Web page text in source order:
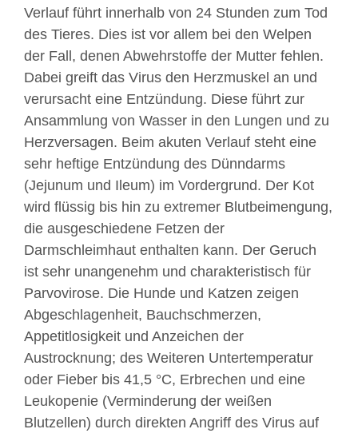
Verlauf führt innerhalb von 24 Stunden zum Tod
des Tieres. Dies ist vor allem bei den Welpen
der Fall, denen Abwehrstoffe der Mutter fehlen.
Dabei greift das Virus den Herzmuskel an und
verursacht eine Entzündung. Diese führt zur
Ansammlung von Wasser in den Lungen und zu
Herzversagen. Beim akuten Verlauf steht eine
sehr heftige Entzündung des Dünndarms
(Jejunum und Ileum) im Vordergrund. Der Kot
wird flüssig bis hin zu extremer Blutbeimengung,
die ausgeschiedene Fetzen der
Darmschleimhaut enthalten kann. Der Geruch
ist sehr unangenehm und charakteristisch für
Parvovirose. Die Hunde und Katzen zeigen
Abgeschlagenheit, Bauchschmerzen,
Appetitlosigkeit und Anzeichen der
Austrocknung; des Weiteren Untertemperatur
oder Fieber bis 41,5 °C, Erbrechen und eine
Leukopenie (Verminderung der weißen
Blutzellen) durch direkten Angriff des Virus auf